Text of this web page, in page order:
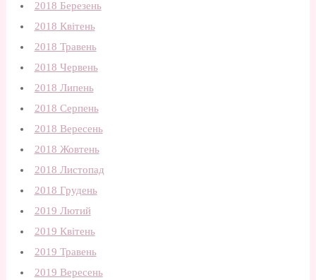
2018 Березень
2018 Квітень
2018 Травень
2018 Червень
2018 Липень
2018 Серпень
2018 Вересень
2018 Жовтень
2018 Листопад
2018 Грудень
2019 Лютий
2019 Квітень
2019 Травень
2019 Вересень